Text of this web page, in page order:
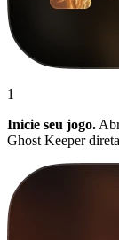
1
Inicie seu jogo.
Ghost Keeper